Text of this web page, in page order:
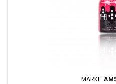
MARKE: